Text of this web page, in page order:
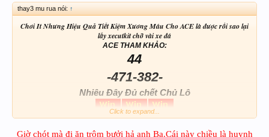
thay3 mu rua nói: ↑
Chơi It Nhưng Hiệu Quả Tiết Kiệm Xương Máu Cho ACE là được rồi sao lại
lấy xecutkit chỡ vài xe đá
ACE THAM KHẢO:
44
-471-382-
Nhiêu Đây Đủ chết Chủ Lô
Click to expand...
Giờ chót mà đi ăn trộm bưởi hả anh Ba.Cái này chiều là huynh